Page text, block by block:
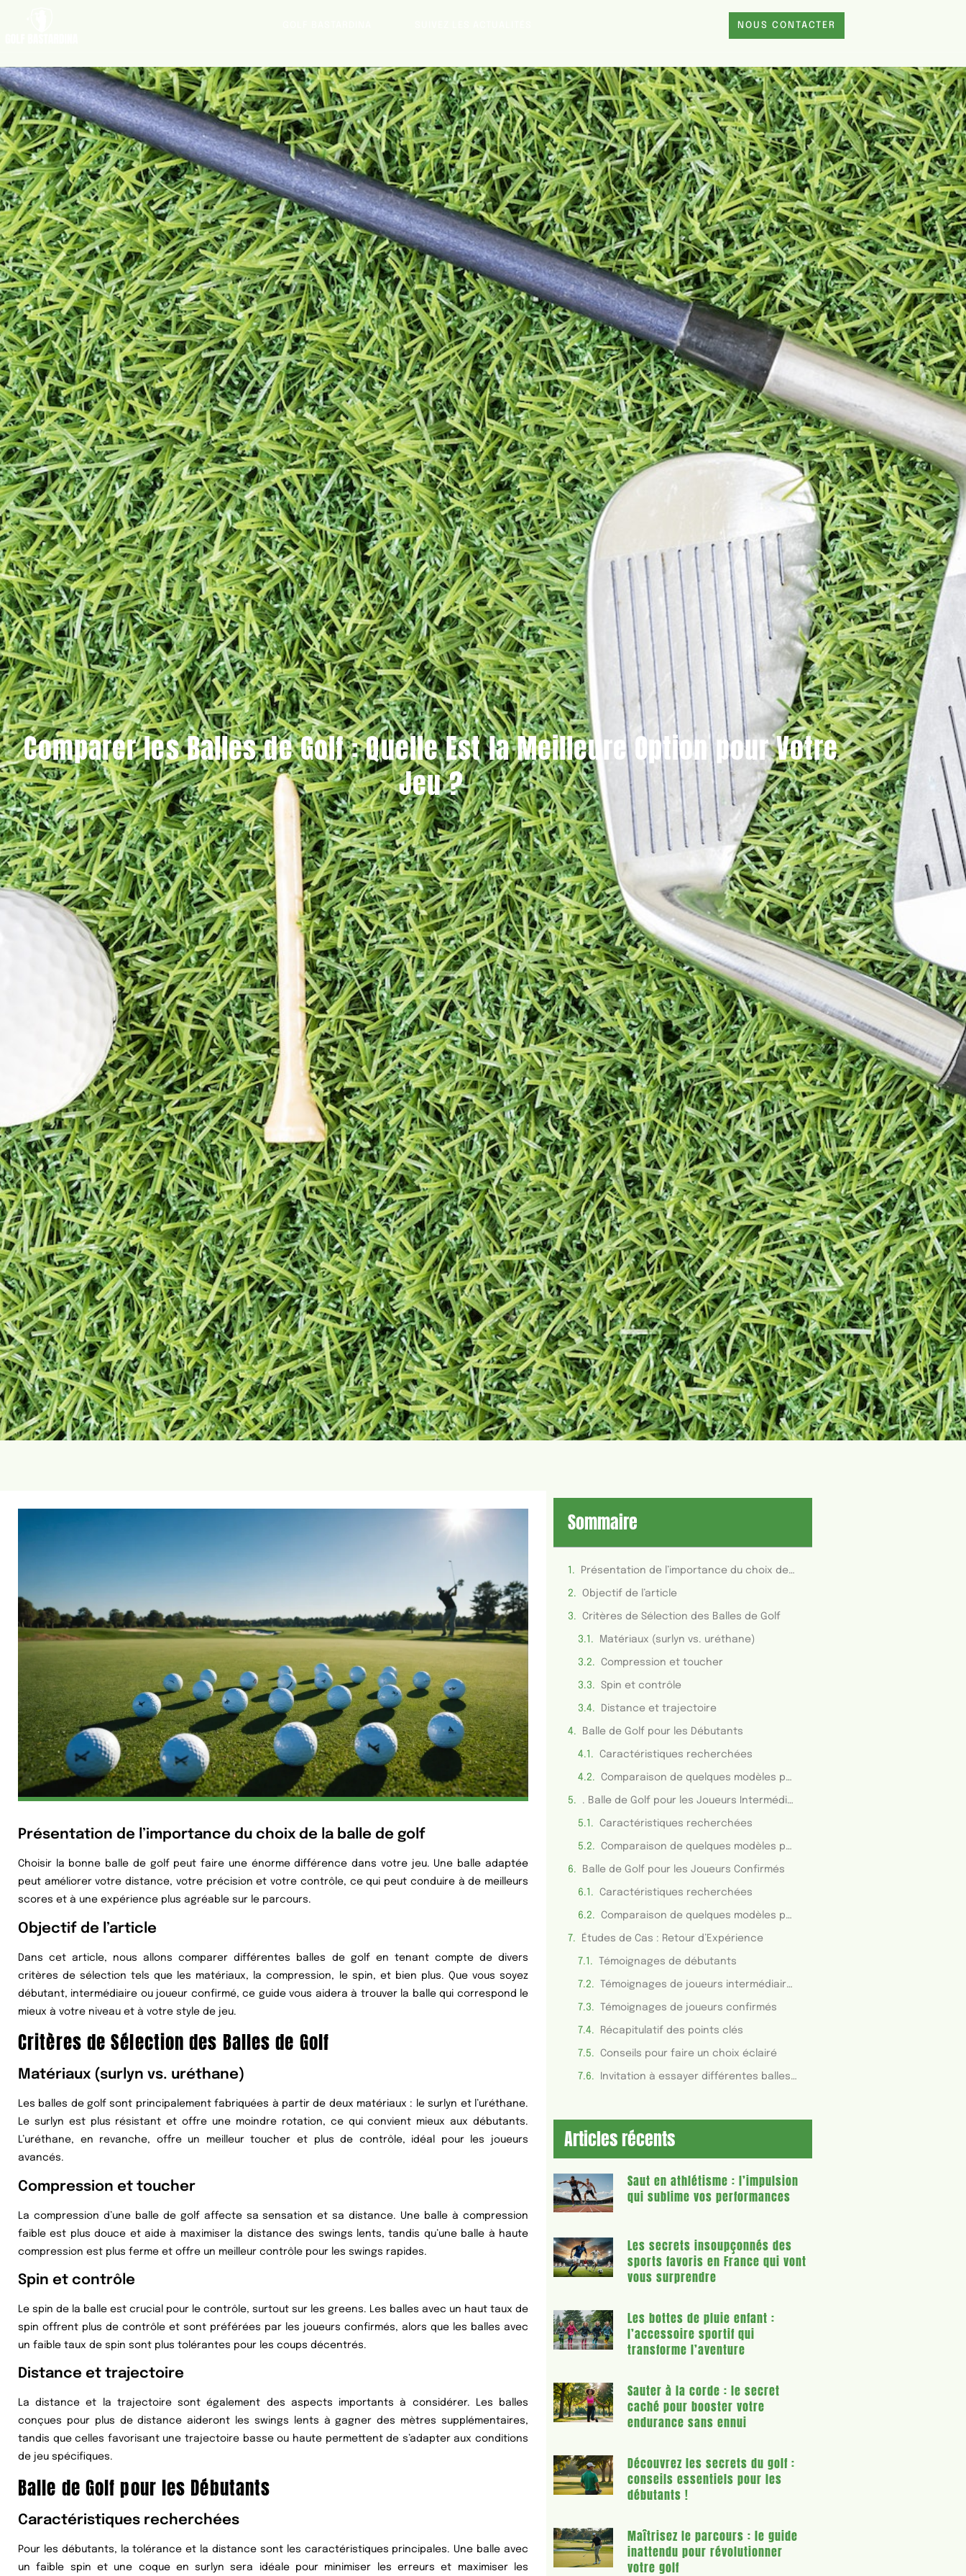
NOUS CONTACTER
Comparer les Balles de Golf : Quelle Est la Meilleure Option pour Votre
Jeu ?
Présentation de l’importance du choix de la balle de golf
Choisir la bonne balle de golf peut faire une énorme différence dans votre jeu. Une balle adaptée
peut améliorer votre distance, votre précision et votre contrôle, ce qui peut conduire à de meilleurs
scores et à une expérience plus agréable sur le parcours.
Objectif de l’article
Dans cet article, nous allons comparer différentes balles de golf en tenant compte de divers
critères de sélection tels que les matériaux, la compression, le spin, et bien plus. Que vous soyez
débutant, intermédiaire ou joueur confirmé, ce guide vous aidera à trouver la balle qui correspond le
mieux à votre niveau et à votre style de jeu.
Critères de Sélection des Balles de Golf
Matériaux (surlyn vs. uréthane)
Les balles de golf sont principalement fabriquées à partir de deux matériaux : le surlyn et l’uréthane.
Le surlyn est plus résistant et offre une moindre rotation, ce qui convient mieux aux débutants.
L’uréthane, en revanche, offre un meilleur toucher et plus de contrôle, idéal pour les joueurs
avancés.
Compression et toucher
La compression d’une balle de golf affecte sa sensation et sa distance. Une balle à compression
faible est plus douce et aide à maximiser la distance des swings lents, tandis qu’une balle à haute
compression est plus ferme et offre un meilleur contrôle pour les swings rapides.
Spin et contrôle
Le spin de la balle est crucial pour le contrôle, surtout sur les greens. Les balles avec un haut taux de
spin offrent plus de contrôle et sont préférées par les joueurs confirmés, alors que les balles avec
un faible taux de spin sont plus tolérantes pour les coups décentrés.
Distance et trajectoire
La distance et la trajectoire sont également des aspects importants à considérer. Les balles
conçues pour plus de distance aideront les swings lents à gagner des mètres supplémentaires,
tandis que celles favorisant une trajectoire basse ou haute permettent de s’adapter aux conditions
de jeu spécifiques.
Balle de Golf pour les Débutants
Caractéristiques recherchées
Pour les débutants, la tolérance et la distance sont les caractéristiques principales. Une balle avec
un faible spin et une coque en surlyn sera idéale pour minimiser les erreurs et maximiser les
Sommaire
Présentation de l’importance du choix de la balle de golf
Objectif de l’article
Critères de Sélection des Balles de Golf
Matériaux (surlyn vs. uréthane)
Compression et toucher
Spin et contrôle
Distance et trajectoire
Balle de Golf pour les Débutants
Caractéristiques recherchées
Comparaison de quelques modèles populaires
. Balle de Golf pour les Joueurs Intermédiaires
Caractéristiques recherchées
Comparaison de quelques modèles populaires
Balle de Golf pour les Joueurs Confirmés
Caractéristiques recherchées
Comparaison de quelques modèles populaires
Études de Cas : Retour d’Expérience
Témoignages de débutants
Témoignages de joueurs intermédiaires
Témoignages de joueurs confirmés
Récapitulatif des points clés
Conseils pour faire un choix éclairé
Invitation à essayer différentes balles pour trouver celle qui convient le mieux
Articles récents
Saut en athlétisme : l’impulsion
qui sublime vos performances
Les secrets insoupçonnés des
sports favoris en France qui vont
vous surprendre
Les bottes de pluie enfant :
l’accessoire sportif qui
transforme l’aventure
Sauter à la corde : le secret
caché pour booster votre
endurance sans ennui
Découvrez les secrets du golf :
conseils essentiels pour les
débutants !
Maîtrisez le parcours : le guide
inattendu pour révolutionner
votre golf